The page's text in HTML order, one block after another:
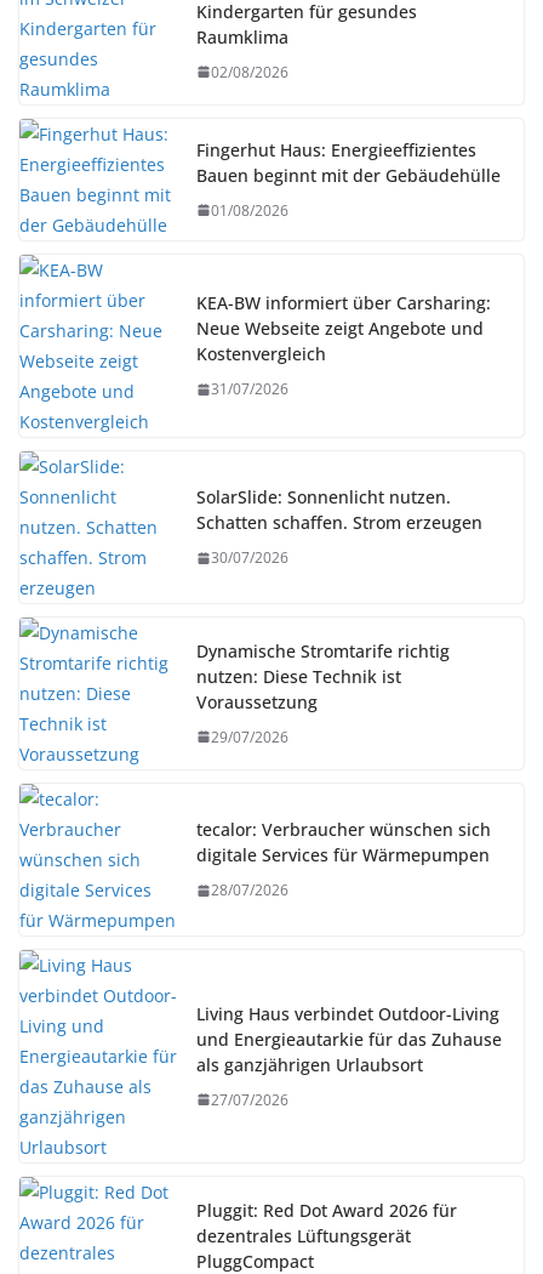
Kindergarten für gesundes
Raumklima
02/08/2026
Fingerhut Haus: Energieeffizientes
Bauen beginnt mit der Gebäudehülle
01/08/2026
KEA-BW informiert über Carsharing:
Neue Webseite zeigt Angebote und
Kostenvergleich
31/07/2026
SolarSlide: Sonnenlicht nutzen.
Schatten schaffen. Strom erzeugen
30/07/2026
Dynamische Stromtarife richtig
nutzen: Diese Technik ist
Voraussetzung
29/07/2026
tecalor: Verbraucher wünschen sich
digitale Services für Wärmepumpen
28/07/2026
Living Haus verbindet Outdoor-Living
und Energieautarkie für das Zuhause
als ganzjährigen Urlaubsort
27/07/2026
Pluggit: Red Dot Award 2026 für
dezentrales Lüftungsgerät
PluggCompact